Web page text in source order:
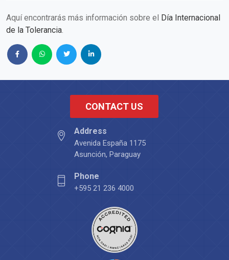
Aquí encontrarás más información sobre el Día Internacional
de la Tolerancia
CONTACT US
Address
Avenida España 1175
Asunción, Paraguay
Phone
+595 21 236 4000